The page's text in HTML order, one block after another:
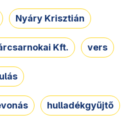
Nyáry Krisztián
Kft. vers
hulladékgyűjtő